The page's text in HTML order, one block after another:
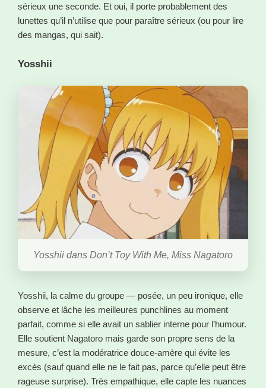
sérieux une seconde. Et oui, il porte probablement des
lunettes qu’il n’utilise que pour paraître sérieux (ou pour lire
des mangas, qui sait).
Yosshii
Yosshii dans Don’t Toy With Me, Miss Nagatoro
Yosshii, la calme du groupe — posée, un peu ironique, elle
observe et lâche les meilleures punchlines au moment
parfait, comme si elle avait un sablier interne pour l’humour.
Elle soutient Nagatoro mais garde son propre sens de la
mesure, c’est la modératrice douce-amère qui évite les
excès (sauf quand elle ne le fait pas, parce qu’elle peut être
rageuse surprise). Très empathique, elle capte les nuances